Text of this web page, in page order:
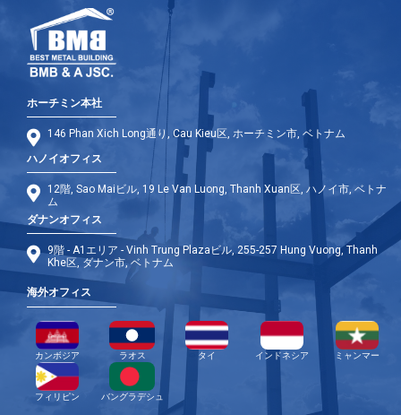
ホーチミン本社
146 Phan Xich Long通り, Cau Kieu区, ホーチミン市, ベトナム
ハノイオフィス
12階, Sao Maiビル, 19 Le Van Luong, Thanh Xuan区, ハノイ市, ベトナ
ム
ダナンオフィス
9階 - A1エリア - Vinh Trung Plazaビル, 255-257 Hung Vuong, Thanh
Khe区, ダナン市, ベトナム
海外オフィス
カンボジア ラオス タイ インドネシア ミャンマー
フィリピン バングラデシュ